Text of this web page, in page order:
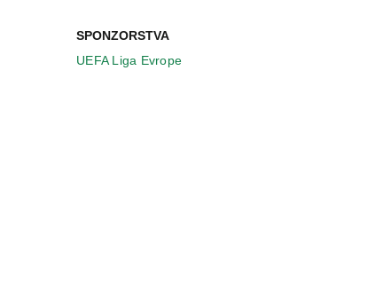
SPONZORSTVA
UEFA Liga Evrope